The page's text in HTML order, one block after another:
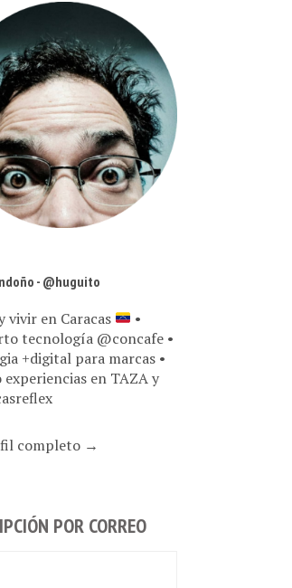
- @huguito
vivir en Caracas
•
tecnología @concafe •
+digital para marcas •
en TAZA y
completo →
POR CORREO